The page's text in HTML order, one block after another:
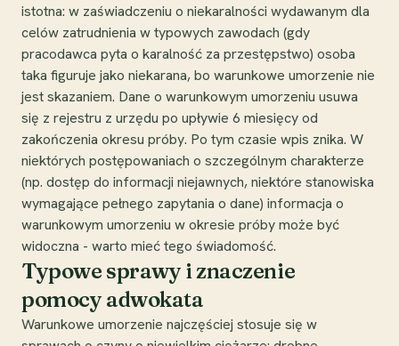
istotna: w zaświadczeniu o niekaralności wydawanym dla
celów zatrudnienia w typowych zawodach (gdy
pracodawca pyta o karalność za przestępstwo) osoba
taka figuruje jako niekarana, bo warunkowe umorzenie nie
jest skazaniem. Dane o warunkowym umorzeniu usuwa
się z rejestru z urzędu po upływie 6 miesięcy od
zakończenia okresu próby. Po tym czasie wpis znika. W
niektórych postępowaniach o szczególnym charakterze
(np. dostęp do informacji niejawnych, niektóre stanowiska
wymagające pełnego zapytania o dane) informacja o
warunkowym umorzeniu w okresie próby może być
widoczna - warto mieć tego świadomość.
Typowe sprawy i znaczenie
pomocy adwokata
Warunkowe umorzenie najczęściej stosuje się w